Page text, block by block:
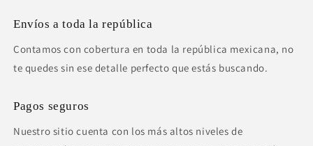
Envíos a toda la república
Contamos con cobertura en toda la república mexicana, no
te quedes sin ese detalle perfecto que estás buscando.
Pagos seguros
Nuestro sitio cuenta con los más altos niveles de